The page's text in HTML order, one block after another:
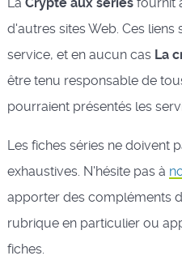
La Crypte aux sériesfournit
d'autres sites Web. Ces liens
service, et en aucun cas La
être tenu responsable de
pourraient présentés les
Les fiches séries ne doivent
exhaustives. N'hésite pas à
apporter des compléments
rubrique en particulier ou
fiches.